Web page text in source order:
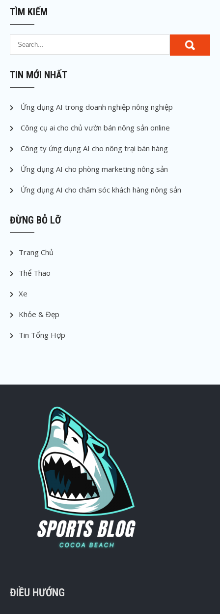
TÌM KIẾM
TIN MỚI NHẤT
Ứng dụng AI trong doanh nghiệp nông nghiệp
Công cụ ai cho chủ vườn bán nông sản online
Công ty ứng dụng AI cho nông trại bán hàng
Ứng dụng AI cho phòng marketing nông sản
Ứng dụng AI cho chăm sóc khách hàng nông sản
ĐỪNG BỎ LỠ
Trang Chủ
Thể Thao
Xe
Khỏe & Đẹp
Tin Tổng Hợp
ĐIỀU HƯỚNG